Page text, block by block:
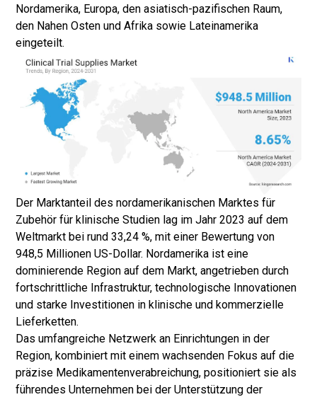
Nordamerika, Europa, den asiatisch-pazifischen Raum,
den Nahen Osten und Afrika sowie Lateinamerika
eingeteilt.
Der Marktanteil des nordamerikanischen Marktes für
Zubehör für klinische Studien lag im Jahr 2023 auf dem
Weltmarkt bei rund 33,24 %, mit einer Bewertung von
948,5 Millionen US-Dollar. Nordamerika ist eine
dominierende Region auf dem Markt, angetrieben durch
fortschrittliche Infrastruktur, technologische Innovationen
und starke Investitionen in klinische und kommerzielle
Lieferketten.
Das umfangreiche Netzwerk an Einrichtungen in der
Region, kombiniert mit einem wachsenden Fokus auf die
präzise Medikamentenverabreichung, positioniert sie als
führendes Unternehmen bei der Unterstützung der